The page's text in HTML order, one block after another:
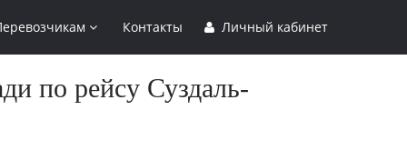
Контакты Личный кабинет
по рейсу Суздаль-